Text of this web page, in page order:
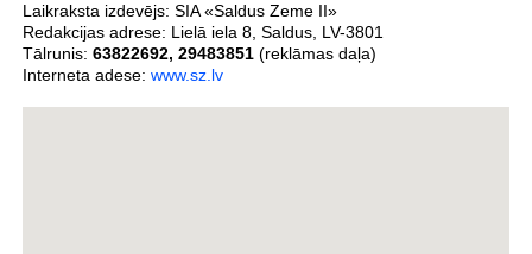
Laikraksta izdevējs: SIA «Saldus Zeme II»
Redakcijas adrese: Lielā iela 8, Saldus, LV-3801
Tālrunis: 63822692, 29483851(reklāmas daļa)
Interneta adese: www.sz.lv